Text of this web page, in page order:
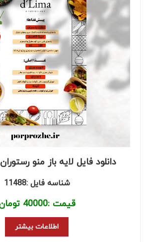
دانلود فایل لایه باز منو
شناسه فایل :11488
قیمت :40000
اطلاعات بیشتر